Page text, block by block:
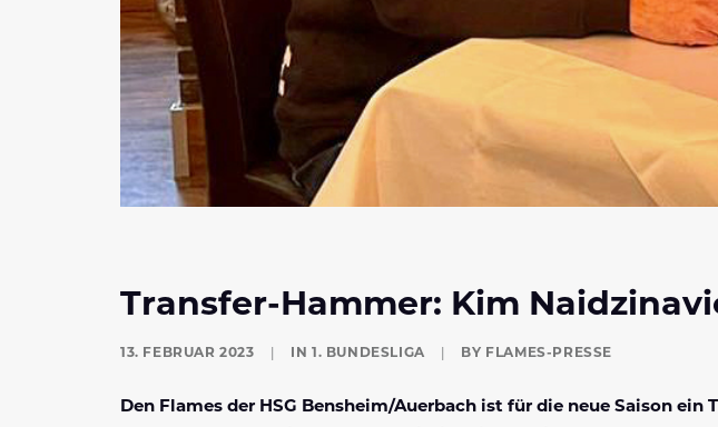
Transfer-Hammer: Kim
13. FEBRUAR 2023 IN1. BUNDESLIGA BY FLAMES-PRESSE
Den Flames der HSG Bensheim/Auerbach ist für die neue Saison